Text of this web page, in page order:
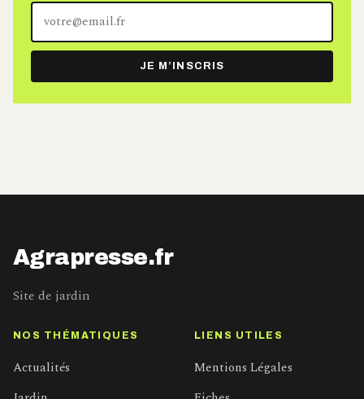
Votre
adresse
e-
mail
JE M’INSCRIS
Agrapresse.fr
Site de jardin
NOS THÉMATIQUES
Actualités
LIENS UTILES
Mentions Légales